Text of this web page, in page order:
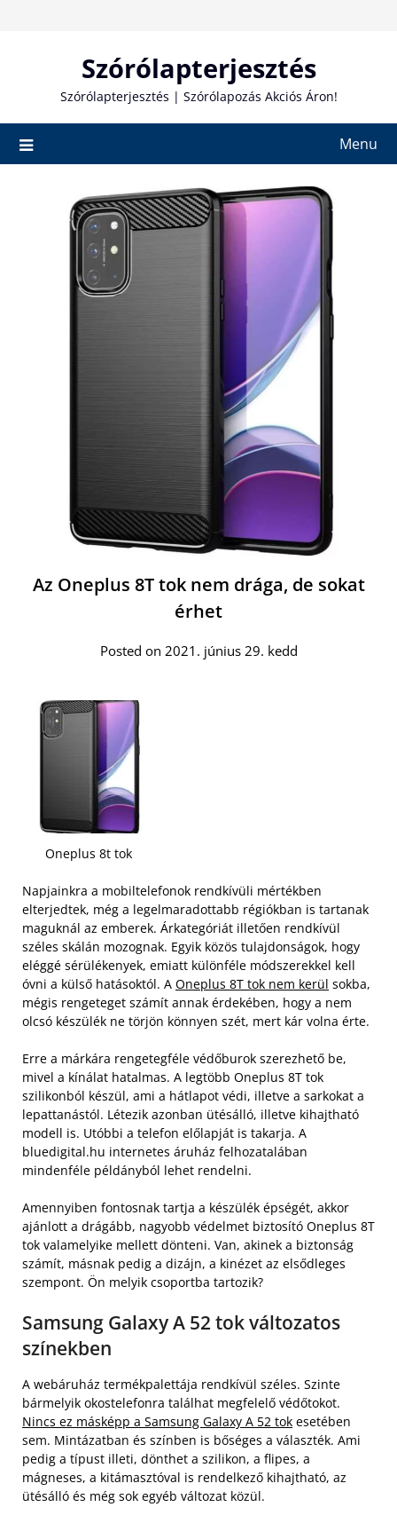
Szórólapterjesztés
Szórólapterjesztés | Szórólapozás Akciós Áron!
Menu
Az Oneplus 8T tok nem drága, de sokat
érhet
Posted on 2021. június 29. kedd
Oneplus 8t tok
Napjainkra a mobiltelefonok rendkívüli mértékben
elterjedtek, még a legelmaradottabb régiókban is tartanak
maguknál az emberek. Árkategóriát illetően rendkívül
széles skálán mozognak. Egyik közös tulajdonságok, hogy
eléggé sérülékenyek, emiatt különféle módszerekkel kell
óvni a külső hatásoktól. A Oneplus 8T tok nem kerül sokba,
mégis rengeteget számít annak érdekében, hogy a nem
olcsó készülék ne törjön könnyen szét, mert kár volna érte.
Erre a márkára rengetegféle védőburok szerezhető be,
mivel a kínálat hatalmas. A legtöbb Oneplus 8T tok
szilikonból készül, ami a hátlapot védi, illetve a sarkokat a
lepattanástól. Létezik azonban ütésálló, illetve kihajtható
modell is. Utóbbi a telefon előlapját is takarja. A
bluedigital.hu internetes áruház felhozatalában
mindenféle példányból lehet rendelni.
Amennyiben fontosnak tartja a készülék épségét, akkor
ajánlott a drágább, nagyobb védelmet biztosító Oneplus 8T
tok valamelyike mellett dönteni. Van, akinek a biztonság
számít, másnak pedig a dizájn, a kinézet az elsődleges
szempont. Ön melyik csoportba tartozik?
Samsung Galaxy A 52 tok változatos
színekben
A webáruház termékpalettája rendkívül széles. Szinte
bármelyik okostelefonra találhat megfelelő védőtokot.
Nincs ez másképp a Samsung Galaxy A 52 tok esetében
sem. Mintázatban és színben is bőséges a választék. Ami
pedig a típust illeti, dönthet a szilikon, a flipes, a
mágneses, a kitámasztóval is rendelkező kihajtható, az
ütésálló és még sok egyéb változat közül.